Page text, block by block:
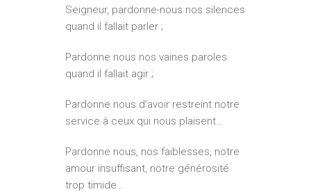
Seigneur, pardonne-nous nos silences
quand il fallait parler ;
Pardonne nous nos vaines paroles
quand il fallait agir ;
Pardonne nous d’avoir restreint notre
service à ceux qui nous plaisent…
Pardonne nous, nos faiblesses, notre
amour insuffisant, notre générosité
trop timide…